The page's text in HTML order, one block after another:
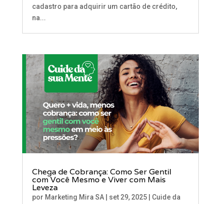
cadastro para adquirir um cartão de crédito,
na...
Chega de Cobrança: Como Ser Gentil
com Você Mesmo e Viver com Mais
Leveza
por Marketing Mira SA| set 29, 2025| Cuide da